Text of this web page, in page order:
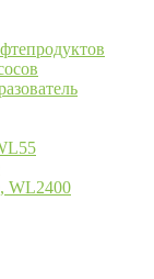
WL2400